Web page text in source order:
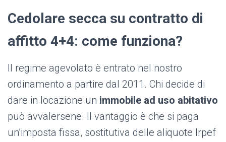
Cedolare secca su contratto di
affitto 4+4: come funziona?
Il regime agevolato è entrato nel nostro
ordinamento a partire dal 2011. Chi decide di
dare in locazione un immobile ad uso abitativo
può avvalersene. Il vantaggio è che si paga
un’imposta fissa, sostitutiva delle aliquote Irpef